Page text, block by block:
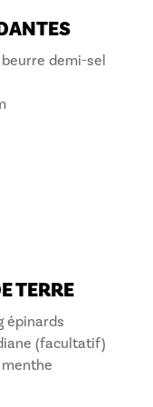
demi-sel
TERRE
épinards
(facultatif)